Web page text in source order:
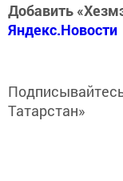
Добавить
Яндекс.Новости
Татарстан»